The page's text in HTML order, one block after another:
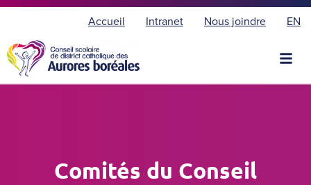
Accueil Intranet Nous joindre EN
i
Comités du Conseil